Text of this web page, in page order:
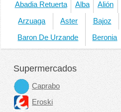
Abadia Retuerta Alba Alión
Arzuaga Aster Bajoz
Baron De Urzande Beronia
Supermercados
Caprabo
Eroski